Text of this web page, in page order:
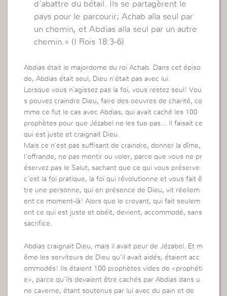
d’abattre du bétail. Ils se partagèrent le
pays pour le parcourir; Achab alla seul par
un chemin, et Abdias alla seul par un autre
chemin.» (I Rois 18:3-6)
Abdias était le majordome du roi Achab. Dans cet épiso
de, Abdias était seul, Dieu n’était pas avec lui.
Lorsque vous n’agissez pas la foi, vous restez seul! Vou
s pouvez craindre Dieu, faire des oeuvres de charité, co
mme ce fut le cas avec Abdias, qui avait caché les 100
prophètes pour que Jézabel ne les tue pas… Il faisait ce
qui est juste et craignait Dieu.
Mais ce n’est pas suffisant de craindre, donner la dîme,
l’offrande, ne pas mentir ou voler, parce que vous ne pr
éservez pas le Salut, sachant que ce qui vous préserve
c’est la foi pratique, la foi qui révolutionne et vous fait ê
tre une personne, qui en présence de Dieu, vit réellem
ent ce moment-là! Alors que le croyant, qui fait seulem
ent ce qui est juste et obéit, devient, accommodé, sans
sacrifice.
Abdias craignait Dieu, mais il avait peur de Jézabel. Et m
ême les serviteurs de Dieu qu’il avait aidés, étaient acc
ommodés! Ils étaient 100 prophètes vides de «prophéti
e», parce qu’ils devaient être cachés par Abdias dans u
ne caverne, étant soutenus par lui avec du pain et de